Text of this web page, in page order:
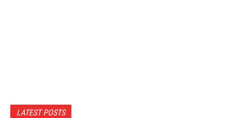
LATEST POSTS